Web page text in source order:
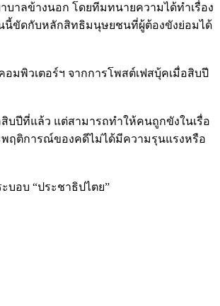
าลข้างนอก โดยทีมทนายความได้ทำเรื่อง
นี้ขัดกับหลักสิทธิมนุษยชนที่ผู้ต้องขังย่อมได้
มพิวเตอร์ฯ จากการโพสต์เฟสบุ้คเมื่อสิบปี
บปีที่แล้ว แต่สามารถทำให้คนถูกขังในเรื่อ
พฤติการณ์ของคดีไม่ได้มีความรุนแรงหรือ
บอบ “ประชาธิปไตย”